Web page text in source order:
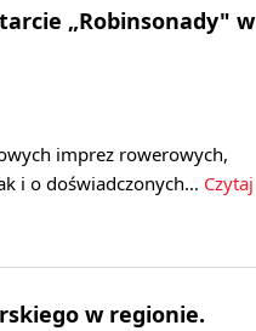
„Robinsonady" w
imprez rowerowych,
i o doświadczonych… Czytaj
w regionie.